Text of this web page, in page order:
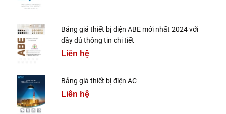
Bảng giá thiết bị điện ABE mới nhất 2024 với
đầy đủ thông tin chi tiết
Liên hệ
Bảng giá thiết bị điện AC
Liên hệ